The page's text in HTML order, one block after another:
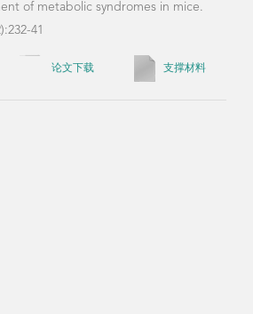
of metabolic syndromes in mice.
41
论文下载 支撑材料